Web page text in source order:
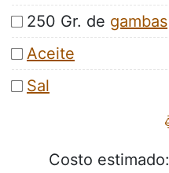
250 Gr. de gambas
Aceite
Sal
Costo estimado: